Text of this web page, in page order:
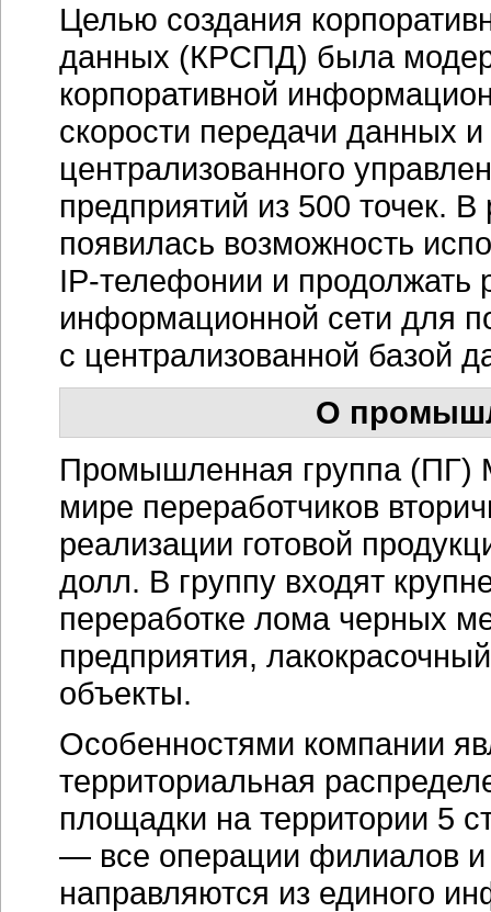
Целью создания
данных (КРСПД) была
корпоративной
скорости передачи данных
централизованного
предприятий из 500 точек.
появилась возможность
IP-телефонии и продолжать
информационной сети для
с централизованной базой
О
Промышленная группа (ПГ)
мире переработчиков
реализации готовой
долл. В группу входят
переработке лома черных
предприятия,
объекты.
Особенностями компании
территориальная
площадки на территории 5
— все операции филиалов и
направляются из единого